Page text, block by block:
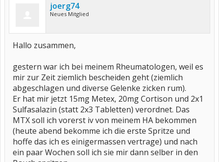
joerg74
Neues Mitglied
Hallo zusammen,
gestern war ich bei meinem Rheumatologen, weil es
mir zur Zeit ziemlich bescheiden geht (ziemlich
abgeschlagen und diverse Gelenke zicken rum).
Er hat mir jetzt 15mg Metex, 20mg Cortison und 2x1
Sulfasalazin (statt 2x3 Tabletten) verordnet. Das
MTX soll ich vorerst iv von meinem HA bekommen
(heute abend bekomme ich die erste Spritze und
hoffe das ich es einigermassen vertrage) und nach
ein paar Wochen soll ich sie mir dann selber in den